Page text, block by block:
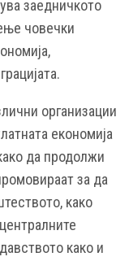
заедничкото
човечки
организации
економија
да продолжи
за да
како
како и